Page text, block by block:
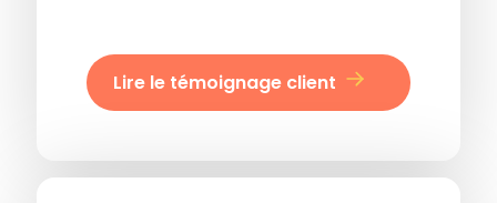
Lire le témoignage client